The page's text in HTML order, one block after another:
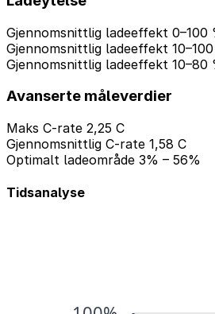
Gjennomsnittlig ladeeffekt 0–100
Gjennomsnittlig ladeeffekt
Gjennomsnittlig ladeeffekt 10–80
Avanserte måleverdier
Maks C-rate 2,25 C
Gjennomsnittlig C-rate 1,58 C
Optimalt ladeområde 3% – 56%
Tidsanalyse